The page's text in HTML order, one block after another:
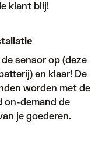
klant blij!
sensor op (deze
en klaar! De
worden met de
on-demand de
je goederen.